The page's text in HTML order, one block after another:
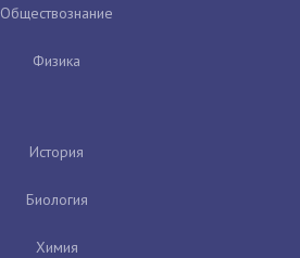
Обществознание
Физика
История
Биология
Химия